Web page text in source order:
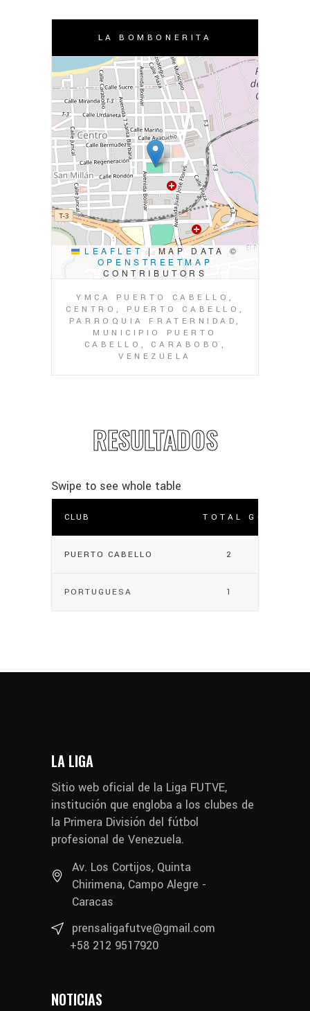
LA BOMBONERITA
LEAFLET |MAP DATA ©
OPENSTREETMAP
CONTRIBUTORS
YMCA PUERTO CABELLO,
CENTRO, PUERTO CABELLO,
PARROQUIA FRATERNIDAD,
MUNICIPIO PUERTO
CABELLO, CARABOBO,
VENEZUELA
RESULTADOS
CLUB TOTAL GOLES
PUERTO CABELLO 2
PORTUGUESA 1
LA LIGA
Sitio web oficial de la Liga FUTVE,
institución que engloba a los clubes de
la Primera División del fútbol
profesional de Venezuela.
Av. Los Cortijos, Quinta
Chirimena, Campo Alegre -
Caracas
prensaligafutve@gmail.com
+58 212 9517920
NOTICIAS